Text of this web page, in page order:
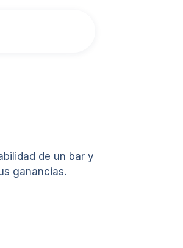
de un bar y
ganancias.